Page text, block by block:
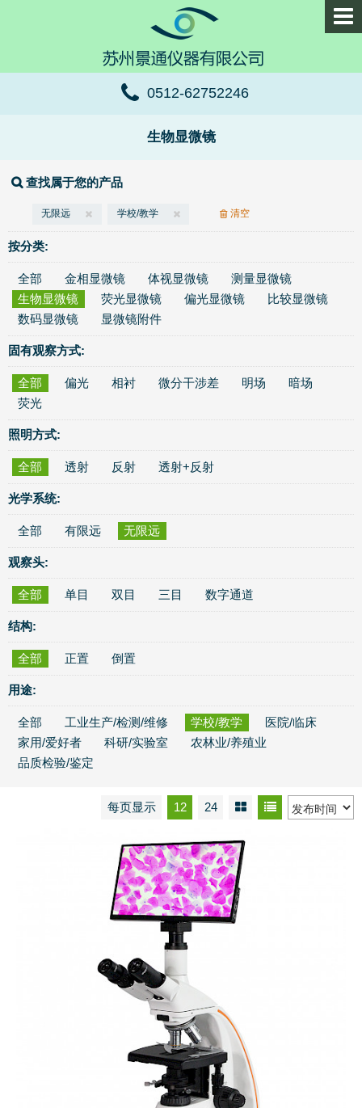
0512-62752246
生物显微镜
查找属于您的产品
无限远 学校/教学 清空
按分类:
全部 金相显微镜 体视显微镜
测量显微镜
生物显微镜
荧光显微镜 偏光显微镜
比较显微镜
数码显微镜
显微镜附件
固有观察方式:
全部 偏光 相衬 微分干涉差 明场
暗场
荧光
照明方式:
全部 透射 反射 透射+反射
光学系统:
全部 有限远 无限远
观察头:
全部 单目 双目 三目 数字通道
结构:
全部 正置 倒置
用途:
全部 工业生产/检测/维修 学校/教学
医院/临床
家用/爱好者
科研/实验室
农林业/养殖业
品质检验/鉴定
每页显示 12 24